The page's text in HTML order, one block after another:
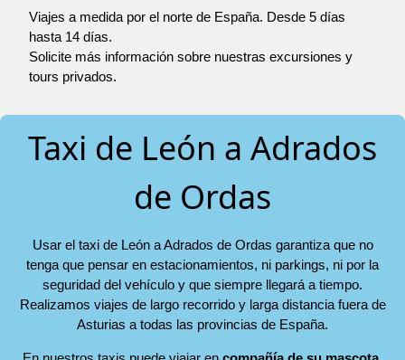
Viajes a medida por el norte de España. Desde 5 días
hasta 14 días.
Solicite más información sobre nuestras excursiones y
tours privados.
Taxi de León a Adrados
de Ordas
Usar el taxi de León a Adrados de Ordas garantiza que no
tenga que pensar en estacionamientos, ni parkings, ni por la
seguridad del vehículo y que siempre llegará a tiempo.
Realizamos viajes de largo recorrido y larga distancia fuera de
Asturias a todas las provincias de España.